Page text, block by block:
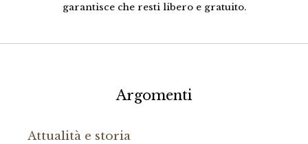
garantisce che resti libero e gratuito.
Argomenti
Attualità e storia